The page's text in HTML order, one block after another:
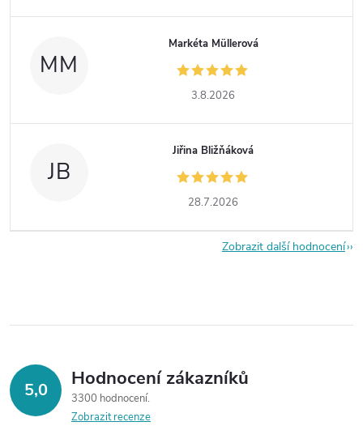
MM
Markéta Müllerová
3.8.2026
JB
Jiřina Bližňáková
28.7.2026
Zobrazit další hodnocení
5,0 Hodnocení zákazníků
3300 hodnocení
Zobrazit recenze